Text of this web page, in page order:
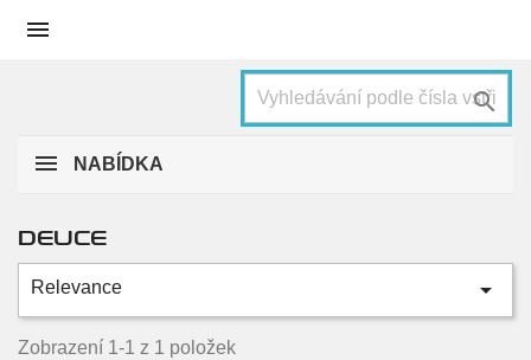


NABÍDKA
Nové 1
DEUCE
Relevance 
Zobrazení 1-1 z 1 položek